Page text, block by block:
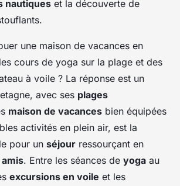
nautiques et la découverte de
une maison de vacances en
cours de yoga sur la plage et des
à voile ? La réponse est un
avec ses plages
maison de vacances bien équipées
activités en plein air, est la
pour un séjour ressourçant en
amis. Entre les séances de yoga au
excursions en voile et les